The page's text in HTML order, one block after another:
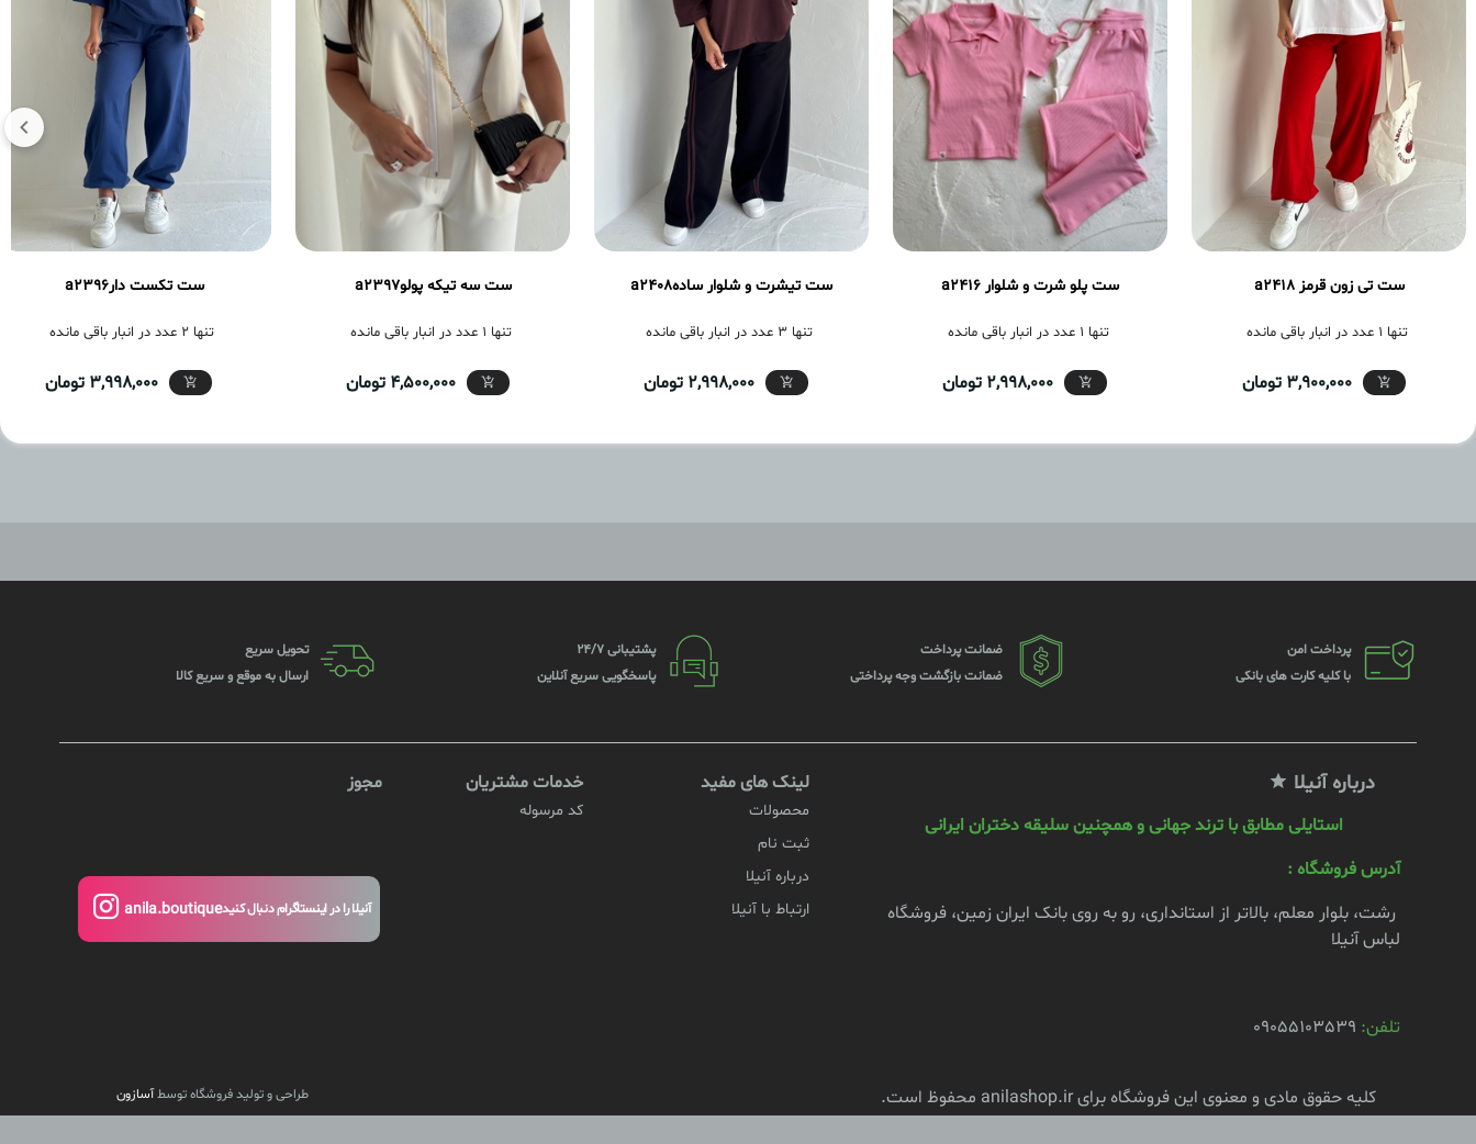
ست تی زون قرمز a2418
تنها 1 عدد در انبار باقی مانده
3,900,000 تومان
ست پلو شرت و شلوار a2416
تنها 1 عدد در انبار باقی مانده
2,998,000 تومان
ست تیشرت و شلوار سادهa2408
تنها 3 عدد در انبار باقی مانده
2,998,000 تومان
ست سه تیکه پولوa2397
تنها 1 عدد در انبار باقی مانده
4,500,000 تومان
ست تکست دارa2396
تنها 2 عدد در انبار باقی مانده
3,998,000 تومان
پرداخت امن
با کلیه کارت های بانکی
ضمانت پرداخت
ضمانت بازگشت وجه پرداختی
پشتیبانی 24/7
پاسخگویی سریع آنلاین
تحویل سریع
ارسال به موقع و سریع کالا
درباره آنیلا
استایلی مطابق با ترند جهانی و همچنین سلیقه دختران ایرانی
آدرس فروشگاه :
رشت، بلوار معلم، بالاتر از استانداری، رو به روی بانک ایران زمین، فروشگاه
لباس آنیلا
تلفن: 09055103539
لینک های مفید
محصولات
ثبت نام
درباره آنیلا
ارتباط با آنیلا
خدمات مشتریان
کد مرسوله
مجوز
آنیلا را در اینستاگرام دنبال کنیدanila.boutique
کلیه حقوق مادی و معنوی این فروشگاه برای anilashop.ir محفوظ است. طراحی و تولید فروشگاه توسطآسازون